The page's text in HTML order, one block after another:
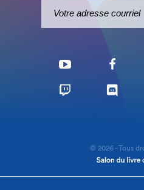
© 2026 - Tous